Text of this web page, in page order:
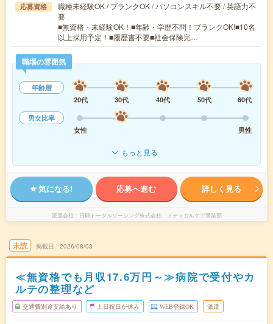
応募資格
職種未経験OK / ブランクOK / パソコンスキル不要 / 英語力不
要
■無資格・未経験OK！■年齢・学歴不問！ブランクOK!■10名
以上採用予定！■履歴書不要■社会保険完…
職場の雰囲気
年齢層
20代
30代 40代 50代
60代
男女比率
女性
男性
もっと見る
気になる! 応募へ進む 詳しく見る
派遣会社 日研トータルソーシング株式会社 メディカルケア事業部
未読 掲載日 2026/08/03
≪無資格でも月収17.6万円～≫病院で受付やカ
ルテの整理など
交通費別途支給あり 土日祝日が休み WEB登録OK 派遣